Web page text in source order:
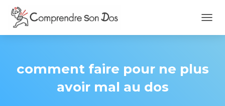
LA
comment faire pour ne plus
avoir mal au dos